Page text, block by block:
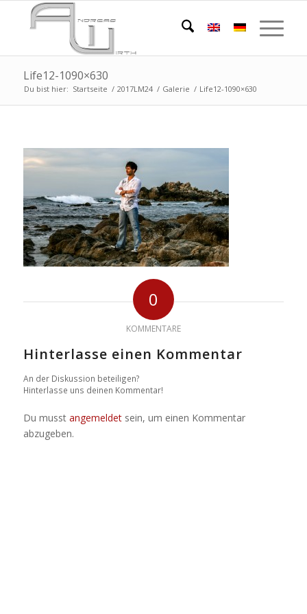
Life12-1090×630
Du bist hier: Startseite / 2017LM24 / Galerie / Life12-1090×630
0
KOMMENTARE
Hinterlasse einen Kommentar
An der Diskussion beteiligen?
Hinterlasse uns deinen Kommentar!
Du musst angemeldetsein, um einen Kommentar
abzugeben.